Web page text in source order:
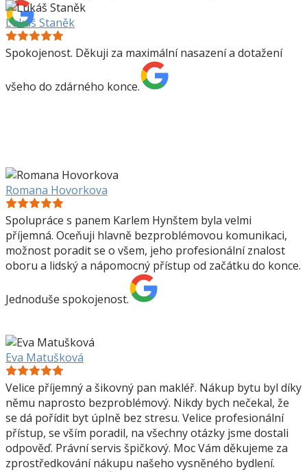
Lukáš Staněk
Spokojenost. Děkuji za maximální nasazení a dotažení
všeho do zdárného konce.
Romana Hovorkova
Spolupráce s panem Karlem Hynštem byla velmi
příjemná. Oceňuji hlavně bezproblémovou komunikaci,
možnost poradit se o všem, jeho profesionální znalost
oboru a lidský a nápomocný přístup od začátku do konce.
Jednoduše spokojenost.
Eva Matušková
Velice příjemný a šikovný pan makléř. Nákup bytu byl díky
němu naprosto bezproblémový. Nikdy bych nečekal, že
se dá pořídit byt úplně bez stresu. Velice profesionální
přístup, se vším poradil, na všechny otázky jsme dostali
odpověď. Právní servis špičkový. Moc Vám děkujeme za
zprostředkování nákupu našeho vysněného bydlení.